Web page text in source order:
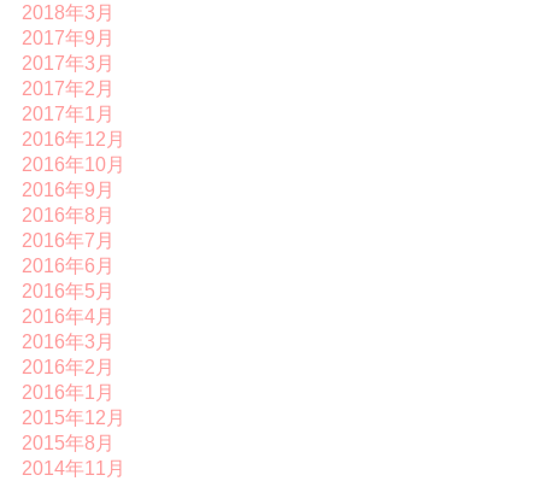
2018年3月
2017年9月
2017年3月
2017年2月
2017年1月
2016年12月
2016年10月
2016年9月
2016年8月
2016年7月
2016年6月
2016年5月
2016年4月
2016年3月
2016年2月
2016年1月
2015年12月
2015年8月
2014年11月